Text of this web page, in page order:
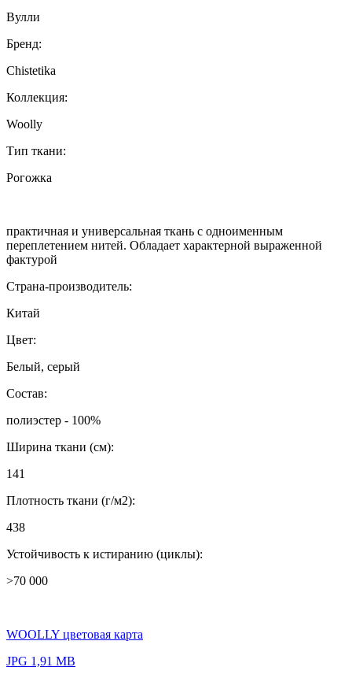
Вулли
Бренд:
Chistetika
Коллекция:
Woolly
Тип ткани:
Рогожка
практичная и универсальная ткань с одноименным
переплетением нитей. Обладает характерной выраженной
фактурой
Страна-производитель:
Китай
Цвет:
Белый, серый
Состав:
полиэстер - 100%
Ширина ткани (см):
141
Плотность ткани (г/м2):
438
Устойчивость к истиранию (циклы):
>70 000
WOOLLY цветовая карта
JPG 1,91 MB